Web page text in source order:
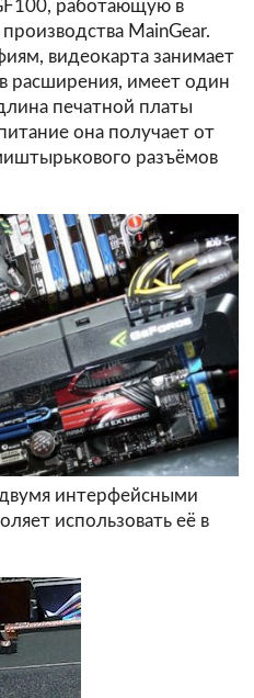
работающую в
MainGear.
видеокарта занимает
расширения, имеет один
печатной платы
она получает от
разъёмов
двумя интерфейсными
использовать её в